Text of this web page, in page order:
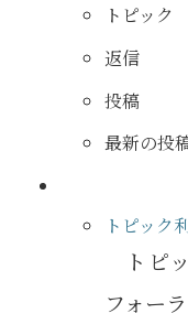
トピック
返信
投稿
最新の投
トピック
トピ
フォー